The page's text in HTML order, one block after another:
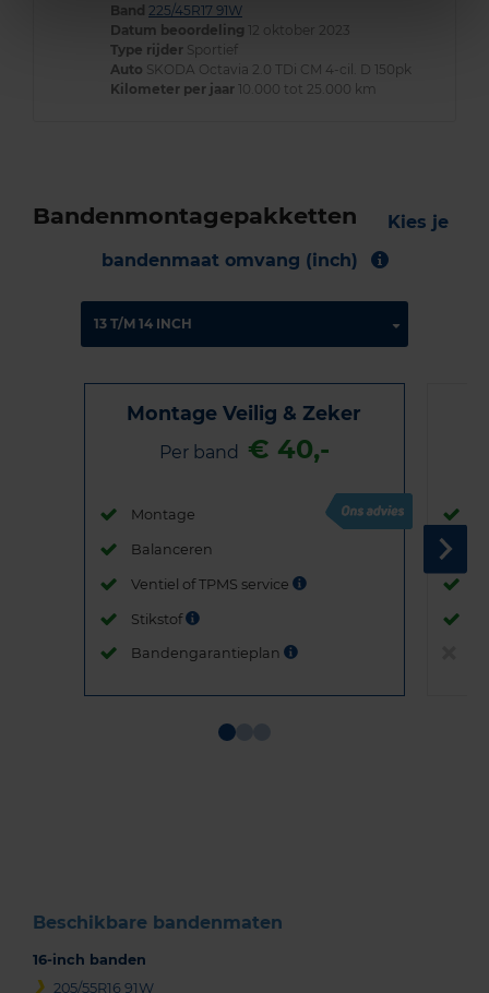
Band 225/45R17 91W
Datum beoordeling 12 oktober 2023
Type rijder Sportief
Auto SKODA Octavia 2.0 TDi CM 4-cil. D 150pk
Kilometer per jaar 10.000 tot 25.000 km
Bandenmontagepakketten
Kies je
bandenmaat omvang (inch)
Montage Veilig & Zeker
Per band € 40,-
Montage
Balanceren
Ventiel of TPMS service
Stikstof
Bandengarantieplan
Beschikbare bandenmaten
16-inch banden
205/55R16 91W